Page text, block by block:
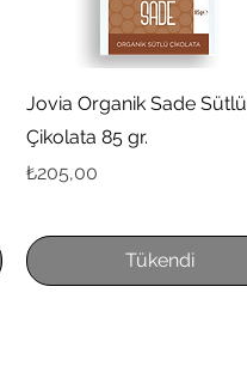
Hızlı Bakış
Jovia Organik Sade Sütlü
Çikolata 85 gr.
Fiyat
₺205,00
Tükendi